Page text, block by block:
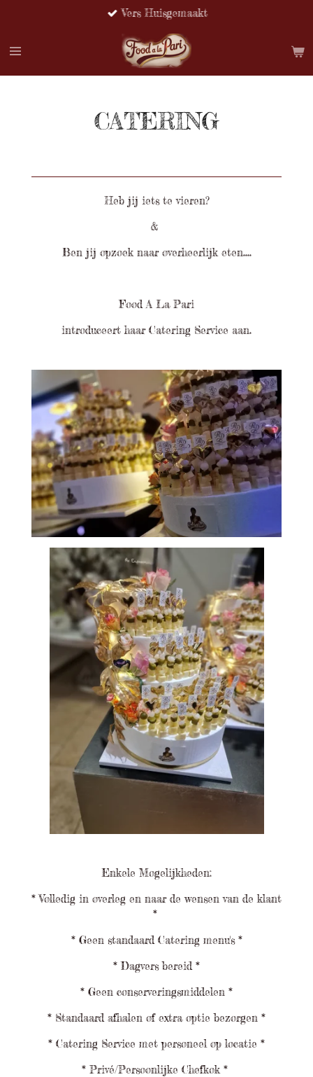
naar
hoofdinhoud
Vers Huisgemaakt
CATERING
Heb jij iets te vieren?
&
Ben jij opzoek naar overheerlijk eten....
Food A La Pari
introduceert haar Catering Service aan.
Enkele Mogelijkheden:
* Volledig in overleg en naar de wensen van de klant
*
* Geen standaard Catering menu's *
* Dagvers bereid *
* Geen conserveringsmiddelen *
* Standaard afhalen of extra optie bezorgen *
* Catering Service met personeel op locatie *
* Privé/Persoonlijke Chefkok *